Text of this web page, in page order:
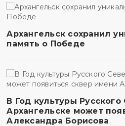
Архангельск сохранил
память о Победе
В Год культуры Русского
Архангельске может
Александра Борисова